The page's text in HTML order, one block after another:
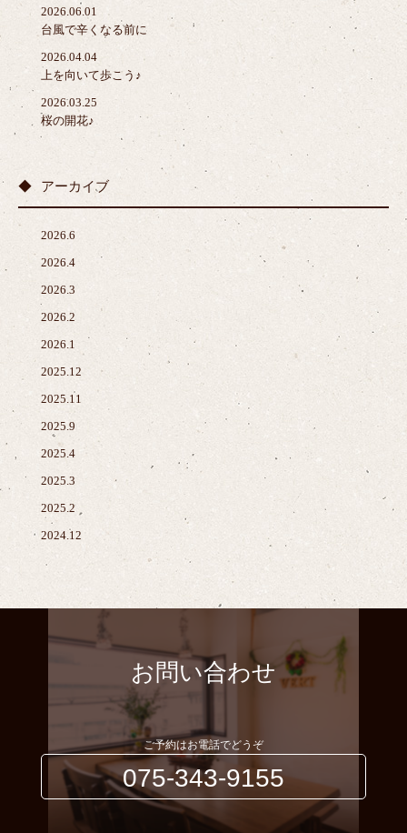
2026.06.01
台風で辛くなる前に
2026.04.04
上を向いて歩こう♪
2026.03.25
桜の開花♪
アーカイブ
2026.6
2026.4
2026.3
2026.2
2026.1
2025.12
2025.11
2025.9
2025.4
2025.3
2025.2
2024.12
お問い合わせ
ご予約はお電話でどうぞ
075-343-9155